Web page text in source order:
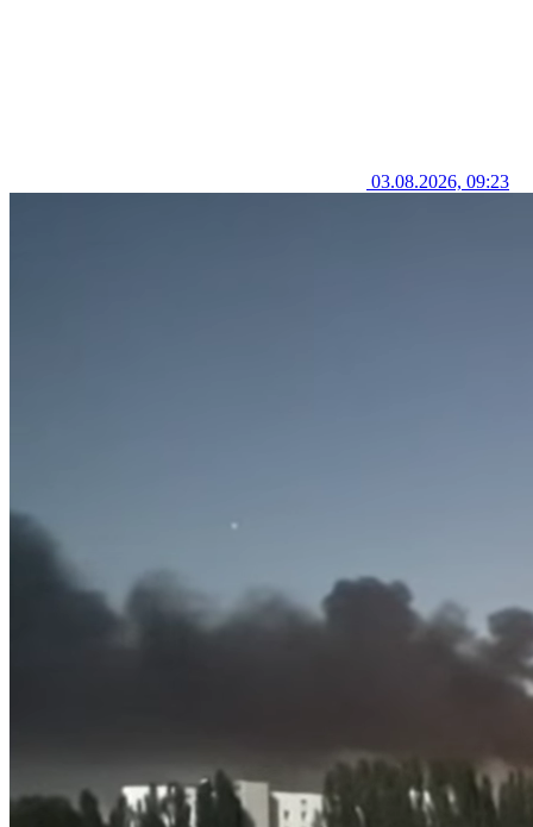
03.08.2026, 09:23